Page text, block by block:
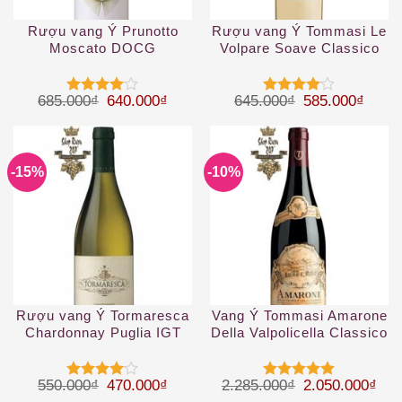
Rượu vang Ý Prunotto
Moscato DOCG
Được
45 sao
685.000₫ Giá gốc là: 685.000₫.
640.000₫ Giá hiện tại là: 640.000₫.
Rượu vang Ý Tommasi Le
Volpare Soave Classico
Được
45 sao
645.000₫ Giá gốc là:
585.000₫
-15%
Rượu vang Ý Tormaresca
Chardonnay Puglia IGT
Được
550.000₫ Giá gốc là: 550.000₫.
470.000₫ Giá hiện tại là: 470.000₫.
-10%
Vang Ý Tommasi Amarone
Della Valpolicella Classico
Được xếp
2.285.000₫ Giá gốc là:
2.050.000₫